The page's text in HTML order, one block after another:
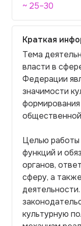
~ 25–30
Краткая
Тема
власти в
Федерации
значимости
Целью работы
функций и
органов,
сферу, а
культурную